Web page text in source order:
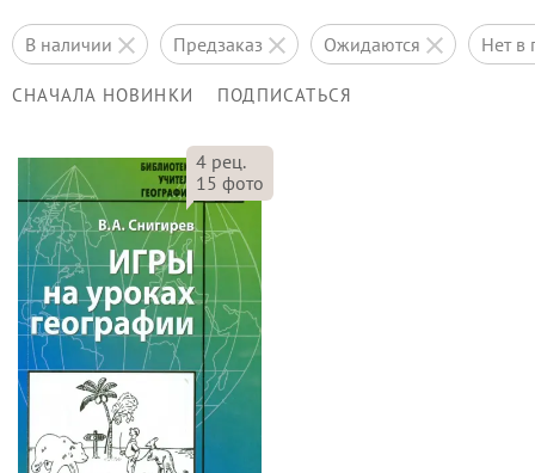
в наличии предзаказ ожидаются нет
СНАЧАЛА НОВИНКИ ПОДПИСАТЬСЯ
4 рец.
15 фото